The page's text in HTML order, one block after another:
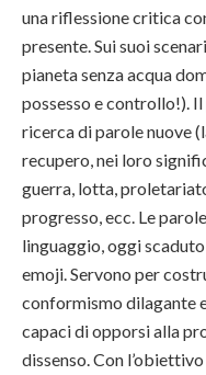
una riflessione critica
presente. Sui suoi
pianeta senza acqua
possesso e controllo!).
ricerca di parole nuove
recupero, nei loro
guerra, lotta,
progresso, ecc. Le
linguaggio, oggi
emoji. Servono per
conformismo dilagante
capaci di opporsi alla
dissenso. Con